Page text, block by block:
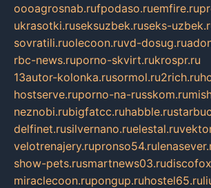
oooagrosnab.rufpodaso.ruemfire.ru
ukrasotki.ruseksuzbek.ruseks-
sovratili.ruolecoon.ruvd-dosug.ru
rbc-news.ruporno-skvirt.rukrospr.ru
13autor-kolonka.rusormol.ru2rich.ru
hostserve.ruporno-na-russkom.ru
neznobi.rubigfatcc.ruhabble.ru
delfinet.rusilvernano.ruelestal.ru
velotrenajery.rupronso54.ru
show-pets.rusmartnews03.ru
miraclecoon.rupongup.ruhostel65.ru